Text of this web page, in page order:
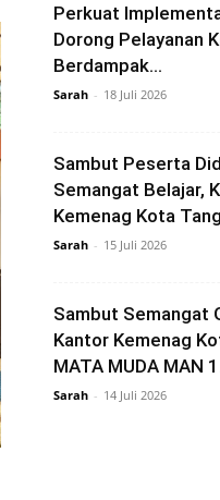
Perkuat
Dorong Pelayanan
Berdampak...
Sarah - 18 Juli 2026
Sambut Peserta
Semangat Belajar,
Kemenag Kota
Sarah - 15 Juli 2026
Sambut Semangat
Kantor Kemenag
MATA MUDA MAN
Sarah - 14 Juli 2026